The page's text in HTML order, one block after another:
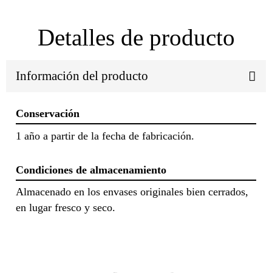
Detalles de producto
Información del producto
Conservación
1 año a partir de la fecha de fabricación.
Condiciones de almacenamiento
Almacenado en los envases originales bien cerrados,
en lugar fresco y seco.